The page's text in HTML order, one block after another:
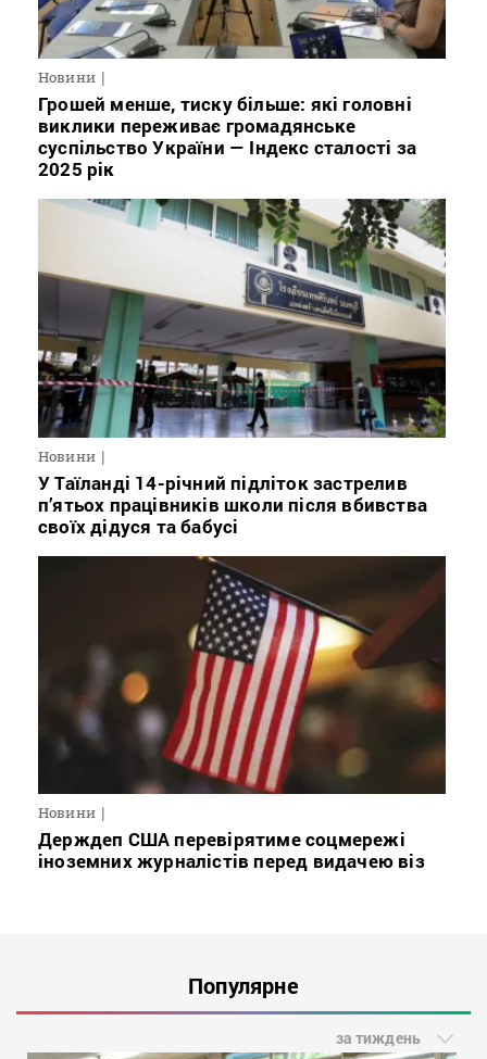
Новини
Грошей менше, тиску більше: які головні
виклики переживає громадянське
суспільство України — Індекс сталості за
2025 рік
Новини
У Таїланді 14-річний підліток застрелив
п’ятьох працівників школи після вбивства
своїх дідуся та бабусі
Новини
Держдеп США перевірятиме соцмережі
іноземних журналістів перед видачею віз
Популярне
за тиждень